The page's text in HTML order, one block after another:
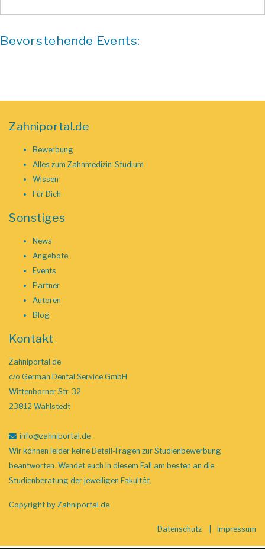
Bevorstehende Events:
Zahniportal.de
Bewerbung
Alles zum Zahnmedizin-Studium
Wissen
Für Dich
Sonstiges
News
Angebote
Events
Partner
Autoren
Blog
Kontakt
Zahniportal.de
c/o German Dental Service GmbH
Wittenborner Str. 32
23812 Wahlstedt
info@zahniportal.de
Wir können leider keine Detail-Fragen zur Studienbewerbung
beantworten. Wendet euch in diesem Fall am besten an die
Studienberatung der jeweiligen Fakultät.
Copyright by Zahniportal.de
Datenschutz Impressum